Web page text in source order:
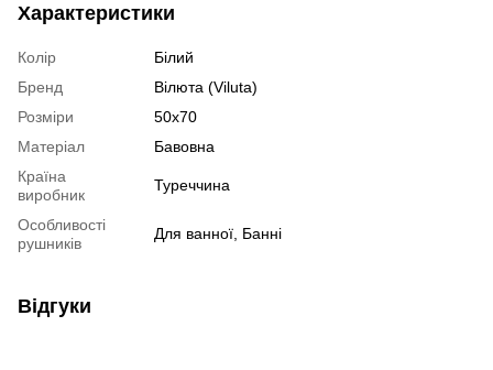
Характеристики
Колір
Білий
Бренд
Вілюта (Viluta)
Розміри
50х70
Матеріал
Бавовна
Країна
виробник
Туреччина
Особливості
рушників
Для ванної, Банні
Відгуки